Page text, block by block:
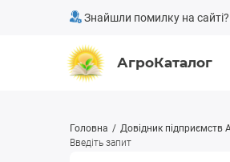
Знайшли помилку на
АгроКаталог
Головна Довідник підприємств
Введіть запит